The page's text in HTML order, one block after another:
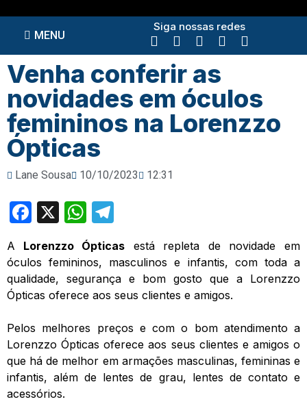
MENU
Siga nossas redes
Venha conferir as
novidades em óculos
femininos na Lorenzzo
Ópticas
Lane Sousa 10/10/2023 12:31
Facebook
X WhatsApp
A Lorenzzo Ópticas está repleta de novidade em
óculos femininos, masculinos e infantis, com toda a
qualidade, segurança e bom gosto que a Lorenzzo
Ópticas oferece aos seus clientes e amigos.
Pelos melhores preços e com o bom atendimento a
Lorenzzo Ópticas oferece aos seus clientes e amigos o
que há de melhor em armações masculinas, femininas e
infantis, além de lentes de grau, lentes de contato e
acessórios.